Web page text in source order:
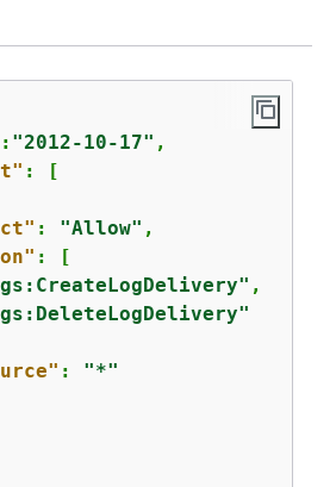
: "2012-10-17" ,
: [
: "Allow" ,
: [
,
: "*"